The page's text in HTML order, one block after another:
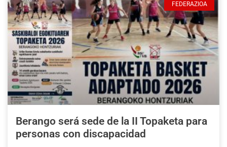
FEDERAZIOA
Berango será sede de la II Topaketa para
personas con discapacidad